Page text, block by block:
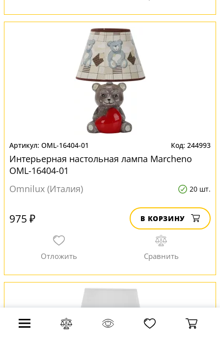
OML-16404-01 244993
Интерьерная настольная лампа Marcheno
OML-16404-01
Omnilux (Италия)
20 шт.
975 ₽ В КОРЗИНУ